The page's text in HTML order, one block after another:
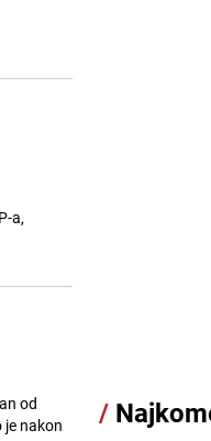
a,
od
nakon
Novog
/